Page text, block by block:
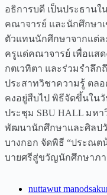
อธิการบดี เป็นประธาน
คณาจารย์ และนักศึกษา
ตัวแทนนักศึกษาจากแต่
ครูแด่คณาจารย์ เพื่อแส
กตเวทิตา และร่วมรำลึ
ประสาทวิชาความรู้ ตล
คงอยู่สืบไป พิธีจัดขึ้นใน
ประชุม SBU HALL มห
พัฒนานักศึกษาและศิลป
บางกอก จัดพิธี “ประณต
บายศรีสู่ขวัญนักศึกษาภ
nuttawut